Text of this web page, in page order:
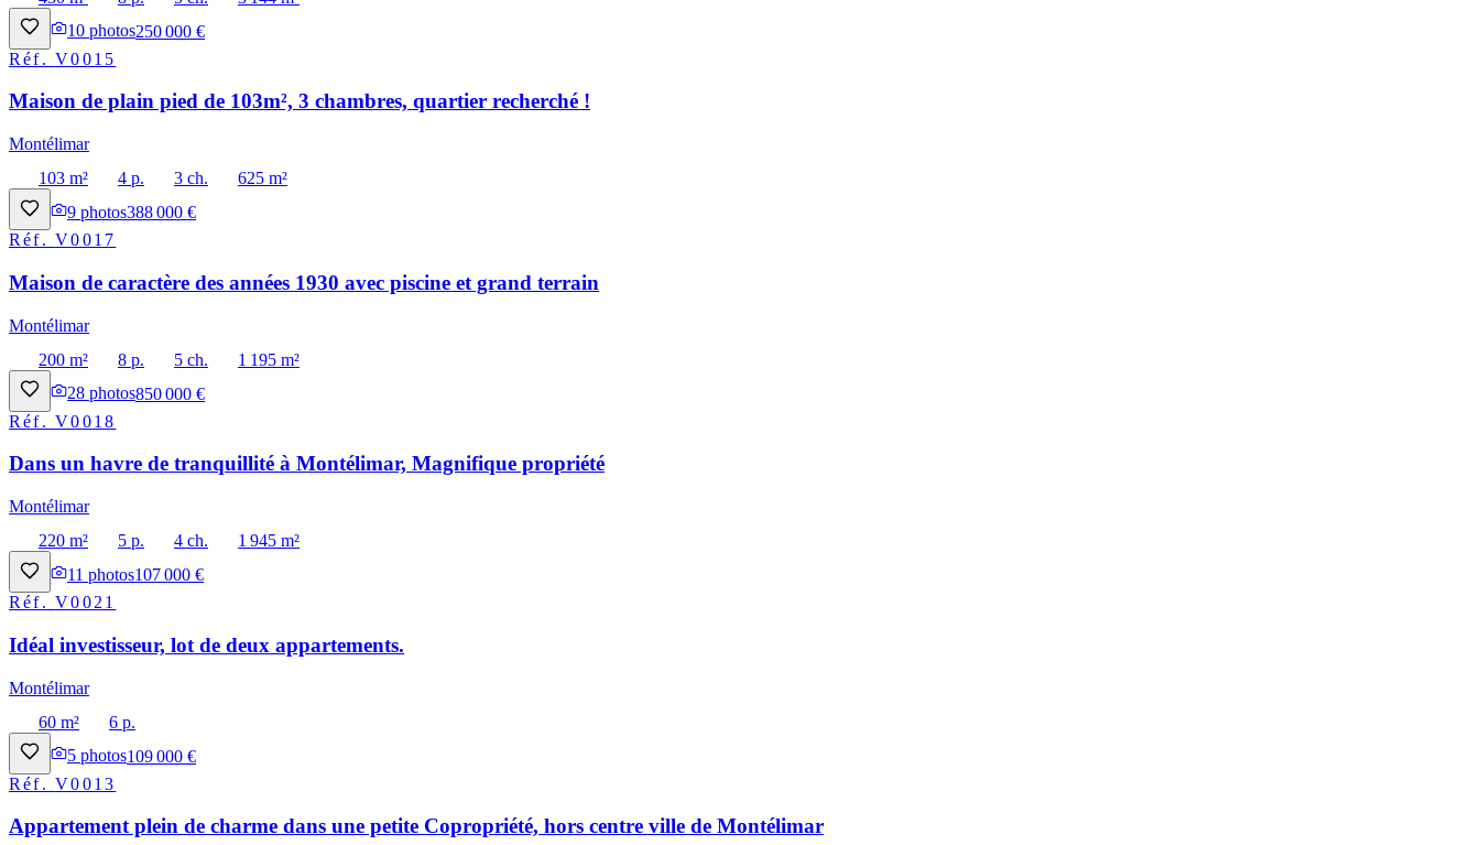
10 photos250 000 €
Réf.V0015
Maison de plain pied de 103m², 3 chambres, quartier recherché !
Montélimar
103 m²
4 p. 3 ch.
625 m²
9 photos388 000 €
Réf.V0017
Maison de caractère des années 1930 avec piscine et grand terrain
Montélimar
200 m²
8 p. 5 ch.
1 195 m²
28 photos850 000 €
Réf.V0018
Dans un havre de tranquillité à Montélimar, Magnifique propriété
Montélimar
220 m²
5 p. 4 ch.
1 945 m²
11 photos107 000 €
Réf.V0021
Idéal investisseur, lot de deux appartements.
Montélimar
60 m²
6 p.
5 photos109 000 €
Réf.V0013
Appartement plein de charme dans une petite Copropriété, hors centre ville de Montélimar